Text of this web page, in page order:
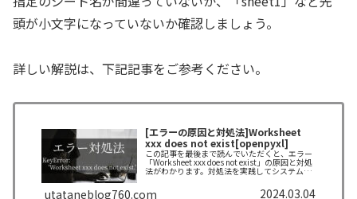
頭が小文字になっていないか確認しましょう。
詳しい解説は、下記記事をご参考ください。
[エラーの原因と対処法]Worksheet
xxx does not exist[openpyxl]
この記事を最後まで読んでいただくと、エラー
「Worksheet xxx does not exist」の原因と対処
法がわかります。対処法を実践してシステムを
utataneblog760.com 2024.03.04